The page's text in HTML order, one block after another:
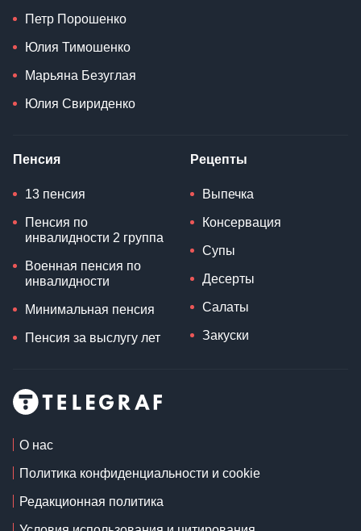
Петр Порошенко
Юлия Тимошенко
Марьяна Безуглая
Юлия Свириденко
Пенсия
13 пенсия
Пенсия по
инвалидности 2 группа
Военная пенсия по
инвалидности
Минимальная пенсия
Пенсия за выслугу лет
Рецепты
Выпечка
Консервация
Супы
Десерты
Салаты
Закуски
О нас
Политика конфиденциальности и cookie
Редакционная политика